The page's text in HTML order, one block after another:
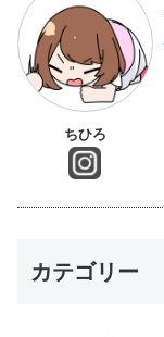
ちひろ
カテゴリー